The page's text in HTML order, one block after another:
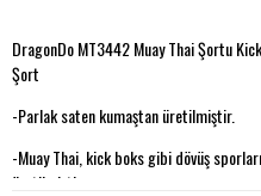
DragonDo MT3442 Muay Thai Şortu
Şort
-Parlak saten kumaştan üretilmiştir.
-Muay Thai, kick boks gibi dövüş
üretilmiştir.